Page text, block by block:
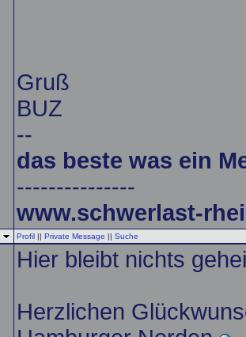
Gruß
BUZ
--
das beste was ein
---------------
www.schwerlast-
Profil || Private Message || Suche
Hier bleibt nichts
Herzlichen